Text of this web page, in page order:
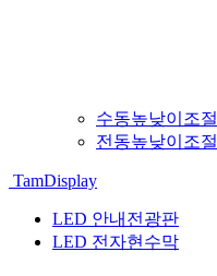
수동높낮이조절
전동높낮이조절
TamDisplay
LED 안내전광판
LED 전자현수막